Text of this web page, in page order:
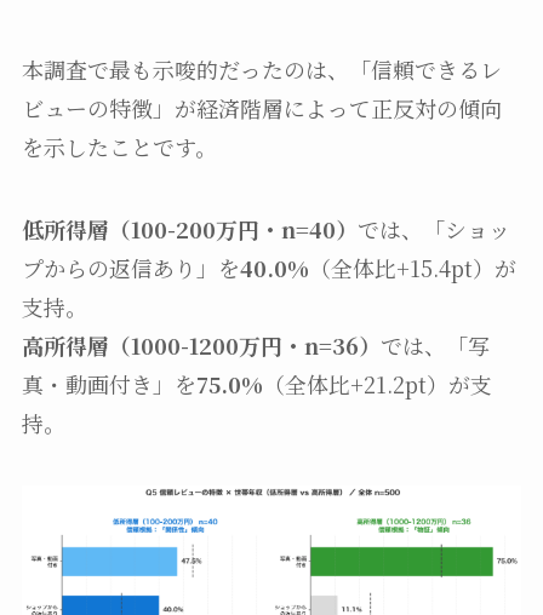
本調査で最も示唆的だったのは、「信頼できるレ
ビューの特徴」が経済階層によって正反対の傾向
を示したことです。
低所得層（100-200万円・n=40） では、「ショッ
プからの返信あり」を40.0% （全体比+15.4pt）が
支持。
高所得層（1000-1200万円・n=36） では、「写
真・動画付き」を75.0% （全体比+21.2pt）が支
持。